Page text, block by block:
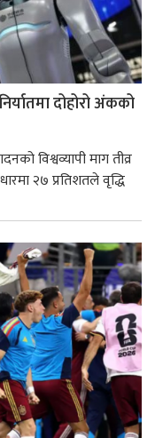
दोहोरो अंकको
विश्वव्यापी माग तीव्र
२७ प्रतिशतले वृद्धि